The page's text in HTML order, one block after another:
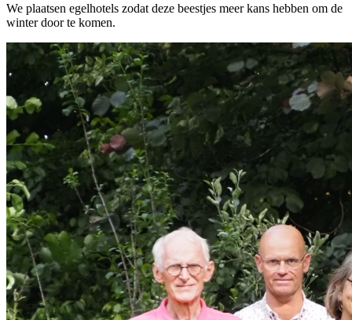
We plaatsen egelhotels zodat deze beestjes meer kans hebben om de
winter door te komen.